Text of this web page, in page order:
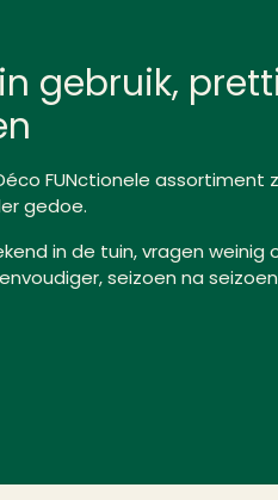
gebruik,
FUNctionele assortiment
gedoe.
in de tuin, vragen weinig
seizoen na